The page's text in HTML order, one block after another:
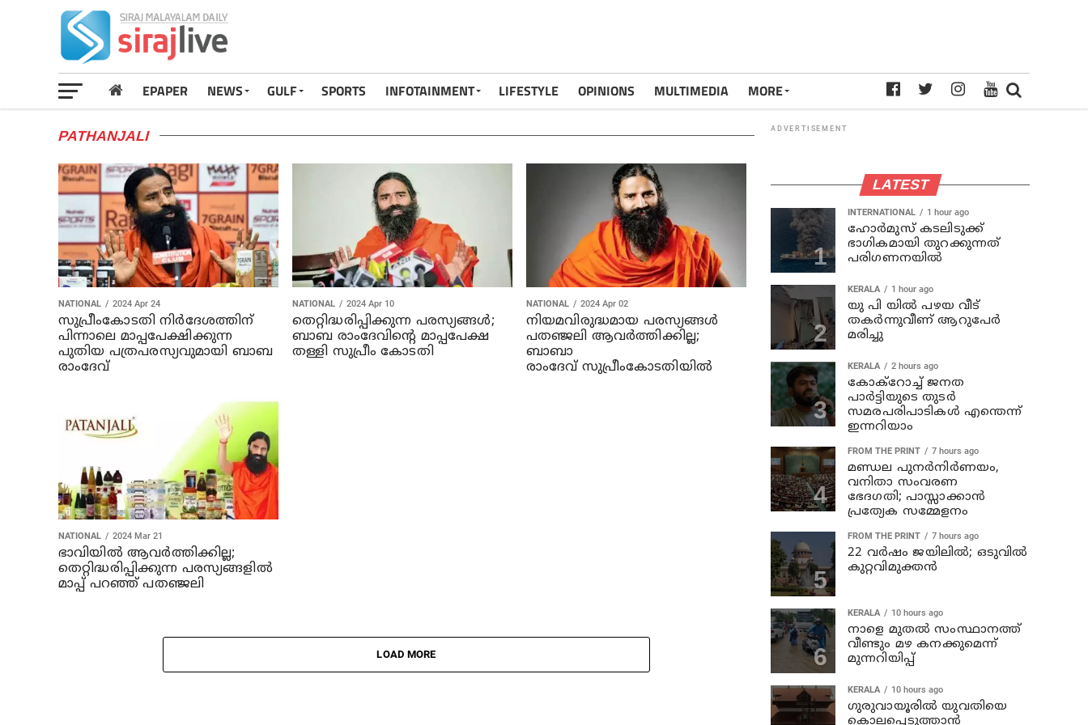
EPAPER NEWS GULF SPORTS INFOTAINMENT LIFESTYLE OPINIONS MULTIMEDIA MORE
PATHANJALI
NATIONAL 2024 Apr 24
സുപ്രീംകോടതി നിര്‍ദേശത്തിന്
പിന്നാലെ മാപ്പപേക്ഷിക്കുന്ന
പുതിയ പത്രപരസ്യവുമായി ബാബ
രാംദേവ്
NATIONAL 2024 Apr 10
തെറ്റിദ്ധരിപ്പിക്കുന്ന പരസ്യങ്ങള്‍;
ബാബ രാംദേവിന്റെ മാപ്പപേക്ഷ
തള്ളി സുപ്രീം കോടതി
NATIONAL 2024 Apr 02
നിയമവിരുദ്ധമായ പരസ്യങ്ങള്‍
പതഞ്ജലി ആവര്‍ത്തിക്കില്ല;
ബാബാ
രാംദേവ് സുപ്രീംകോടതിയില്‍
NATIONAL 2024 Mar 21
ഭാവിയില്‍ ആവര്‍ത്തിക്കില്ല;
തെറ്റിദ്ധരിപ്പിക്കുന്ന പരസ്യങ്ങളില്‍
മാപ്പ് പറഞ്ഞ് പതഞ്ജലി
LOAD MORE
ADVERTISEMENT
LATEST
INTERNATIONAL 1 hour ago
ഹോര്‍മുസ് കടലിടുക്ക്
ഭാഗികമായി തുറക്കുന്നത്
പരിഗണനയില്‍
KERALA 1 hour ago
യു പി യില്‍ പഴയ വീട്
തകര്‍ന്നുവീണ് ആറുപേര്‍
മരിച്ചു
KERALA 2 hours ago
കോക്റോച്ച് ജനത
പാര്‍ട്ടിയുടെ തുടര്‍
സമരപരിപാടികള്‍ എന്തെന്ന്
ഇന്നറിയാം
FROM THE PRINT 7 hours ago
മണ്ഡല പുനർനിർണയം,
വനിതാ സംവരണ
ഭേദഗതി; പാസ്സാക്കാൻ
പ്രത്യേക സമ്മേളനം
FROM THE PRINT 7 hours ago
22 വർഷം ജയിലിൽ; ഒടുവിൽ
കുറ്റവിമുക്തൻ
KERALA 10 hours ago
നാളെ മുതല്‍ സംസ്ഥാനത്ത്
വീണ്ടും മഴ കനക്കുമെന്ന്
മുന്നറിയിപ്പ്
KERALA 10 hours ago
ഗുരുവായൂരില്‍ യുവതിയെ
കൊലപ്പെടുത്താന്‍